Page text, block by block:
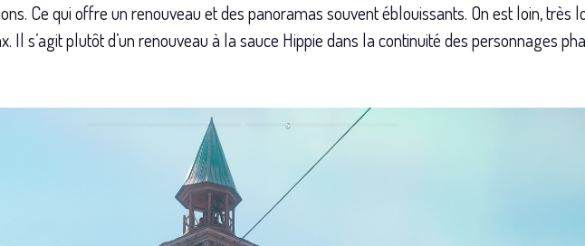
Ce qui offre un renouveau et des panoramas souvent éblouissants. On est loin, très
Il s’agit plutôt d’un renouveau à la sauce Hippie dans la continuité des personnages